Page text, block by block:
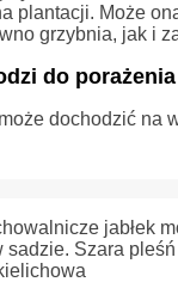
plantacji. Może
grzybnia, jak i
do porażenia
dochodzić na
jabłek
sadzie. Szara